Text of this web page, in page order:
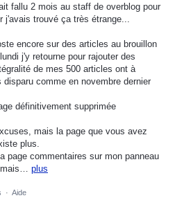
fallu 2 mois au staff de overblog pour
j'avais trouvé ça très étrange...
encore sur des articles au brouillon
j'y retourne pour rajouter des
de mes 500 articles ont à
disparu comme en novembre dernier
définitivement supprimée
mais la page que vous avez
plus.
page commentaires sur mon panneau
plus
· Aide